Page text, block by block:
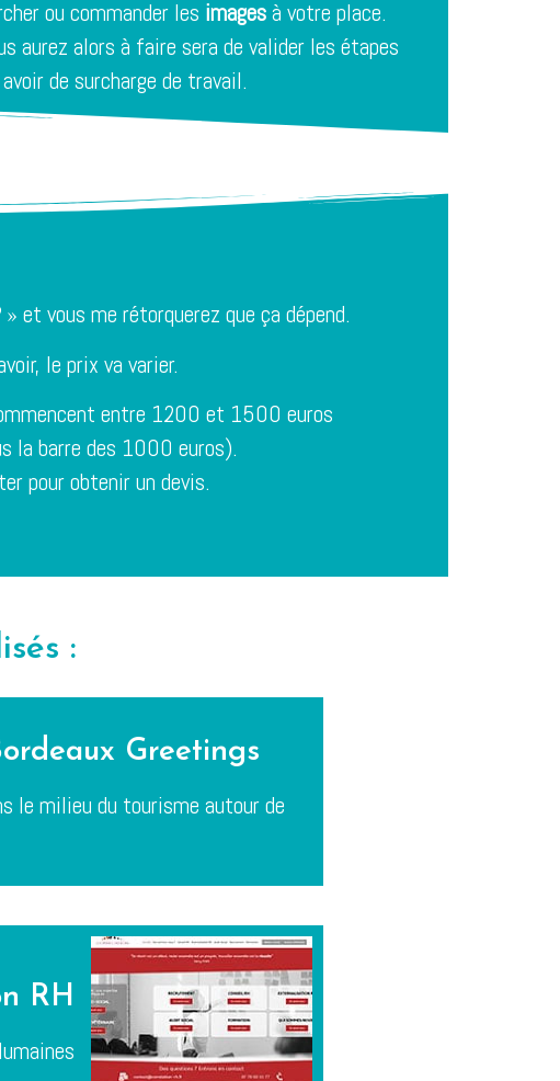
ou commander les imagesà votre place.
aurez alors à faire sera de valider les étapes
de surcharge de travail.
et vous me rétorquerez que ça dépend.
le prix va varier.
entre 1200 et 1500 euros
la barre des 1000 euros).
pour obtenir un devis.
:
Greetings
le milieu du tourisme autour de
RH